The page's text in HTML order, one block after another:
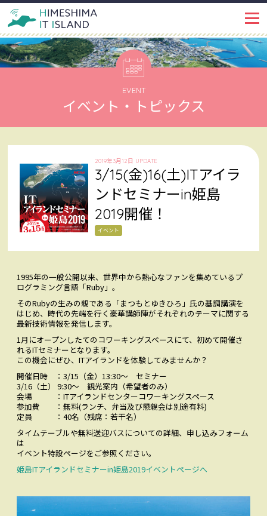
PROJECT IT ISLANDとは
姫島ではたらく
インタビュー
LIFE 姫島で暮らす
ABOUT 姫島を知る
CONTACT お問い合わせ
Facebook Facebookでみる
アクセス
EVENT
イベント・トピックス
2019年3月12日 UPDATE
3/15(金)16(土)ITアイラ
ンドセミナーin姫島
2019開催！
イベント
1995年の一般公開以来、世界中から熱心なファンを集めているプ
ログラミング言語「Ruby」。
そのRubyの生みの親である「まつもとゆきひろ」氏の基調講演を
はじめ、時代の先端を行く豪華講師陣がそれぞれのテーマに関する
最新技術情報を発信します。
1月にオープンしたてのコワーキングスペースにて、初めて開催さ
れるITセミナーとなります。
この機会にぜひ、ITアイランドを体験してみませんか？
開催日時 ：3/15（金）13:30～ セミナー
3/16（土） 9:30～ 観光案内（希望者のみ）
会場 ：ITアイランドセンターコワーキングスペース
参加費 ：無料(ランチ、弁当及び懇親会は別途有料)
定員 ：40名（残席：若干名）
タイムテーブルや無料送迎バスについての詳細、申し込みフォーム
は
イベント特設ページをご参照ください。
姫島ITアイランドセミナーin姫島2019イベントページへ